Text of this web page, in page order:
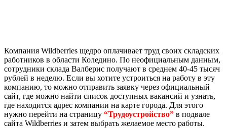
Компания Wildberries щедро оплачивает труд своих складских
работников в области Коледино. По неофициальным данным,
сотрудники склада Валберис получают в среднем 40-45 тысяч
рублей в неделю. Если вы хотите устроиться на работу в эту
компанию, то можно отправить заявку через официальный
сайт, где можно найти список доступных вакансий и узнать,
где находится адрес компании на карте города. Для этого
нужно перейти на страницу “Трудоустройство” в подвале
сайта Wildberries и затем выбрать желаемое место работы.